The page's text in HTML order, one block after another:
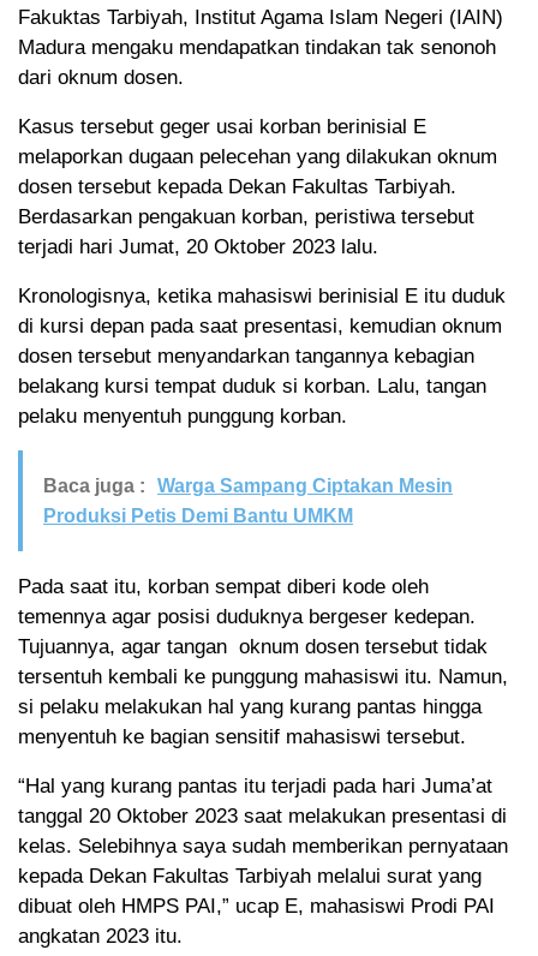
Fakuktas Tarbiyah, Institut Agama Islam Negeri (IAIN)
Madura mengaku mendapatkan tindakan tak senonoh
dari oknum dosen.
Kasus tersebut geger usai korban berinisial E
melaporkan dugaan pelecehan yang dilakukan oknum
dosen tersebut kepada Dekan Fakultas Tarbiyah.
Berdasarkan pengakuan korban, peristiwa tersebut
terjadi hari Jumat, 20 Oktober 2023 lalu.
Kronologisnya, ketika mahasiswi berinisial E itu duduk
di kursi depan pada saat presentasi, kemudian oknum
dosen tersebut menyandarkan tangannya kebagian
belakang kursi tempat duduk si korban. Lalu, tangan
pelaku menyentuh punggung korban.
Baca juga :
Warga Sampang Ciptakan Mesin
Produksi Petis Demi Bantu UMKM
Pada saat itu, korban sempat diberi kode oleh
temennya agar posisi duduknya bergeser kedepan.
Tujuannya, agar tangan oknum dosen tersebut tidak
tersentuh kembali ke punggung mahasiswi itu. Namun,
si pelaku melakukan hal yang kurang pantas hingga
menyentuh ke bagian sensitif mahasiswi tersebut.
“Hal yang kurang pantas itu terjadi pada hari Juma’at
tanggal 20 Oktober 2023 saat melakukan presentasi di
kelas. Selebihnya saya sudah memberikan pernyataan
kepada Dekan Fakultas Tarbiyah melalui surat yang
dibuat oleh HMPS PAI,” ucap E, mahasiswi Prodi PAI
angkatan 2023 itu.